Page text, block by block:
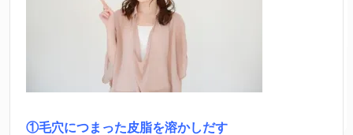
①毛穴につまった皮脂を溶かしだす